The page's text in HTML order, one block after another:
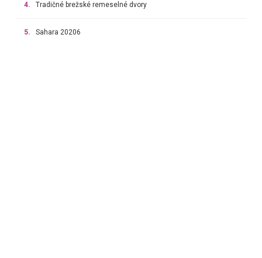
4. Tradičné brežské remeselné dvory
5. Sahara 20206